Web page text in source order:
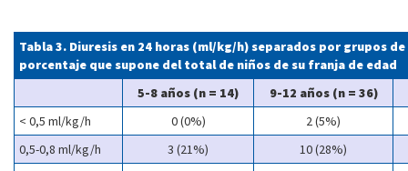
Tabla 3. Diuresis en 24 horas (ml/kg/h) separados por grupos
porcentaje que supone del total de niños de su franja de edad
5-8 años (n = 14)
9-12 años (n = 36)
< 0,5 ml/kg/h
0 (0%)
2 (5%)
0,5-0,8 ml/kg/h
3 (21%)
10 (28%)